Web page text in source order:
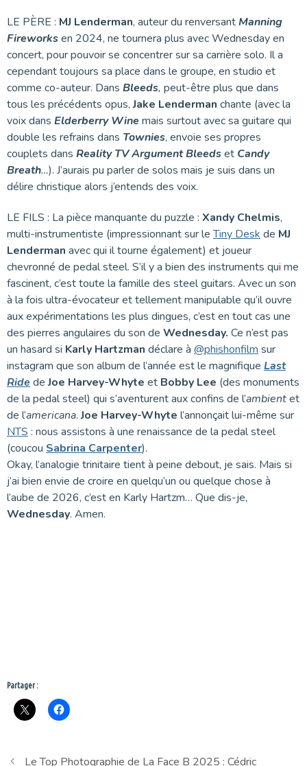
LE PÈRE : MJ Lenderman, auteur du renversantManning
Fireworksen 2024, ne tournera plus avec Wednesday en
concert, pour pouvoir se concentrer sur sa carrière solo. Il a
cependant toujours sa place dans le groupe, en studio et
comme co-auteur. Dans Bleeds, peut-être plus que dans
tous les précédents opus,Jake Lenderman chante (avec la
voix dans Elderberry Winemais surtout avec sa guitare qui
double les refrains dans Townies, envoie ses propres
couplets dans Reality TV Argument Bleedset Candy
Breath…). J’aurais pu parler de solos mais je suis dans un
délire christique alors j’entends des voix.
LE FILS : La pièce manquante du puzzle : Xandy Chelmis,
multi-instrumentiste (impressionnant sur leTiny Desk de MJ
Lenderman avec qui il tourne également) et joueur
chevronné de pedal steel. S’il y a bien des instruments qui me
fascinent, c’est toute la famille des steel guitars. Avec un son
à la fois ultra-évocateur et tellement manipulable qu’il ouvre
aux expérimentations les plus dingues, c’est en tout cas une
des pierres angulaires du son de Wednesday. Ce n’est pas
un hasard si Karly Hartzman déclare à @phishonfilm sur
instagram que son album de l’année est le magnifique Last
RidedeJoe Harvey-Whyte et Bobby Lee (des monuments
de la pedal steel) qui s’aventurent aux confins de l’ambientet
de l’americana.Joe Harvey-Whyte l’annonçait lui-même sur
NTS : nous assistons à une renaissance de la pedal steel
(coucou Sabrina Carpenter).
Okay, l’analogie trinitaire tient à peine debout, je sais. Mais si
j’ai bien envie de croire en quelqu’un ou quelque chose à
l’aube de 2026, c’est en Karly Hartzm… Que dis-je,
Wednesday. Amen.
Partager :
Le Top Photographie de La Face B 2025 : Cédric